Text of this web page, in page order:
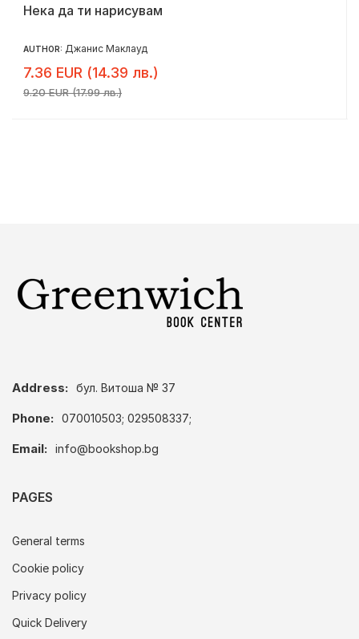
Нека да ти нарисувам
AUTHOR: Джанис Маклауд
7.36 EUR (14.39 лв.)
9.20 EUR (17.99 лв.)
Address: бул. Витоша № 37
Phone: 070010503; 029508337;
Email: info@bookshop.bg
PAGES
General terms
Cookie policy
Privacy policy
Quick Delivery